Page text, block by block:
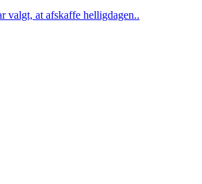
valgt, at afskaffe helligdagen..